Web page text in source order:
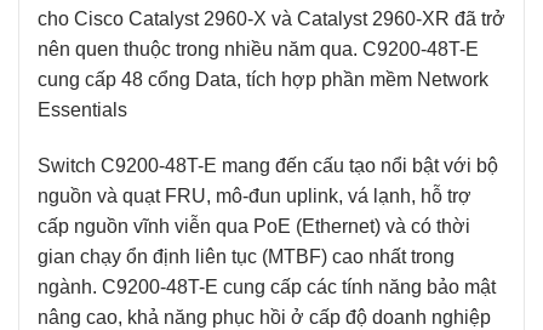
cho Cisco Catalyst 2960-X và Catalyst 2960-XR đã trở
nên quen thuộc trong nhiều năm qua. C9200-48T-E
cung cấp 48 cổng Data, tích hợp phần mềm Network
Essentials
Switch C9200-48T-E mang đến cấu tạo nổi bật với bộ
nguồn và quạt FRU, mô-đun uplink, vá lạnh, hỗ trợ
cấp nguồn vĩnh viễn qua PoE (Ethernet) và có thời
gian chạy ổn định liên tục (MTBF) cao nhất trong
ngành. C9200-48T-E cung cấp các tính năng bảo mật
nâng cao, khả năng phục hồi ở cấp độ doanh nghiệp